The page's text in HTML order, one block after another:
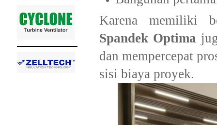
Karena memiliki
Spandek Optima
dan mempercepat
sisi biaya proyek.